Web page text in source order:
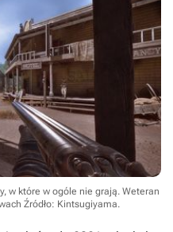
w które w ogóle nie grają. Weteran
Źródło: Kintsugiyama.